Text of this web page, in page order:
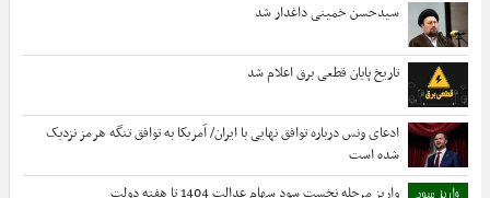
سیدحسن خمینی داغدار شد
تاریخ پایان قطعی برق اعلام شد
ادعای ونس درباره توافق نهایی با ایران/ آمریکا به توافق تنگه هرمز نزدیک
شده است